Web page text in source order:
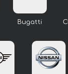
Bugatti